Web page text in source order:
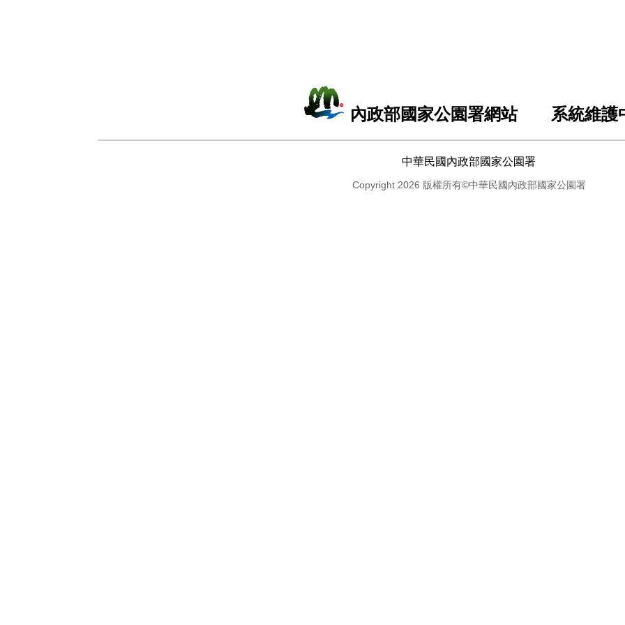
內政部國家公園署網站 系統維護
中華民國內政部國家公園署
Copyright 2026 版權所有©中華民國內政部國家公園署